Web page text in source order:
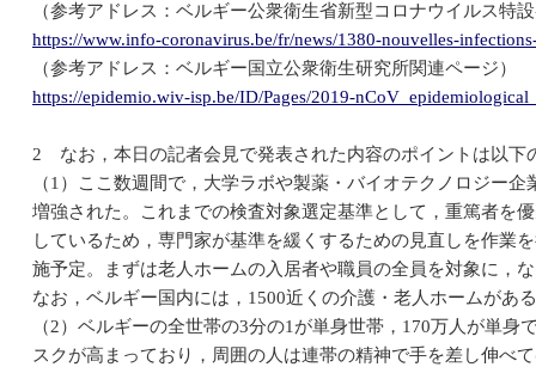
（参考アドレス：ベルギー公衆衛生省新型コロナウイルス特
https://www.info-coronavirus.be/fr/news/1380-nouvelles-
（参考アドレス：ベルギー国立公衆衛生研究所関連ページ）
https://epidemio.wiv-isp.be/ID/Pages/2019-
2 なお，本日の記者会見で発表された内容のポイントは以下
（1）ここ数週間で，大学ラボや製薬・バイオテクノロジー
増強された。これまでの検査対象選定基準として，重篤者を
しているため，専門家が基準を緩くするための見直しを作業
施予定。まずは老人ホームの入居者や職員の全員を対象に，
なお，ベルギー国内には，1500近くの介護・老人ホームがあ
（2）ベルギーの全世帯の3分の1が単身世帯，170万人が単
スクが高まっており，周囲の人は連帯の精神で手を差し伸べ